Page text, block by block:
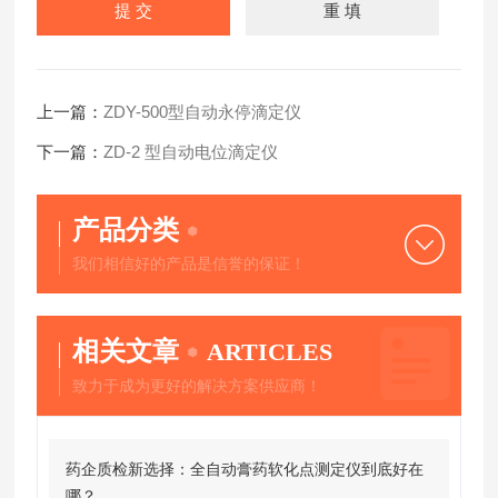
上一篇：ZDY-500型自动永停滴定仪
下一篇：ZD-2 型自动电位滴定仪
产品分类
我们相信好的产品是信誉的保证！
相关文章 ARTICLES
致力于成为更好的解决方案供应商！
药企质检新选择：全自动膏药软化点测定仪到底好在